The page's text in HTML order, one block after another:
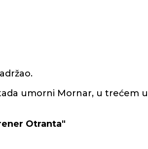
umorni Mornar, u trećem
Otranta"